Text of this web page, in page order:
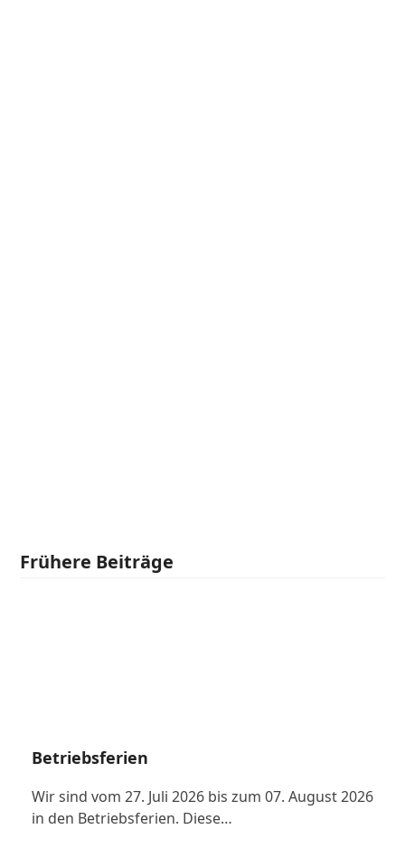
Frühere Beiträge
Betriebsferien
Wir sind vom 27. Juli 2026 bis zum 07. August 2026
in den Betriebsferien. Diese…